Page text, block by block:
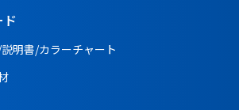
明書/カラーチャート